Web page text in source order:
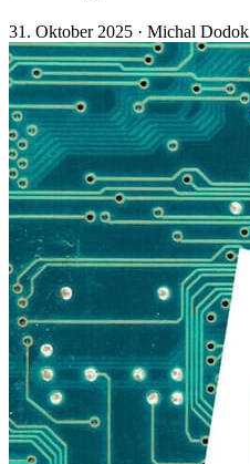
31. Oktober 2025 · Michal Dodok